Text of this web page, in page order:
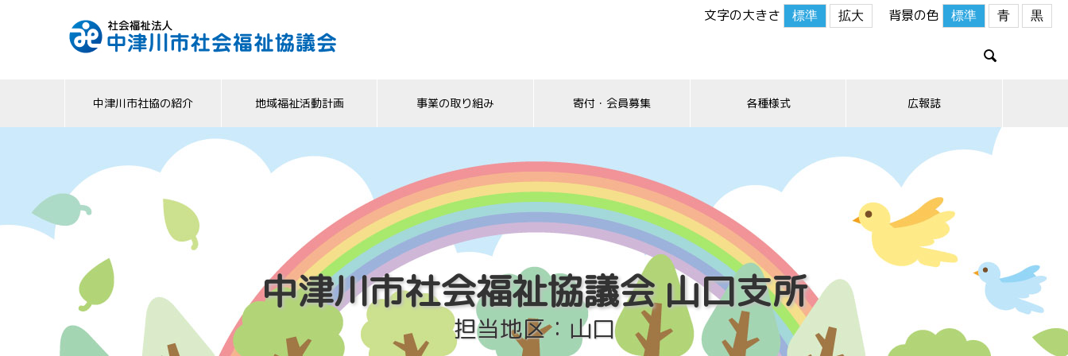
文字の大きさ 標準 拡大 背景の色 標準 青 黒

中津川市社協の紹介 地域福祉活動計画 事業の取り組み 寄付・会員募集 各種様式 広報誌
中津川市社会福祉協議会 山口支所
担当地区：山口